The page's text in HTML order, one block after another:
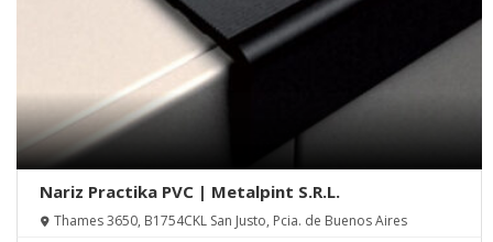
Nariz Practika PVC | Metalpint S.R.L.
Thames 3650, B1754CKL San Justo, Pcia. de Buenos Aires